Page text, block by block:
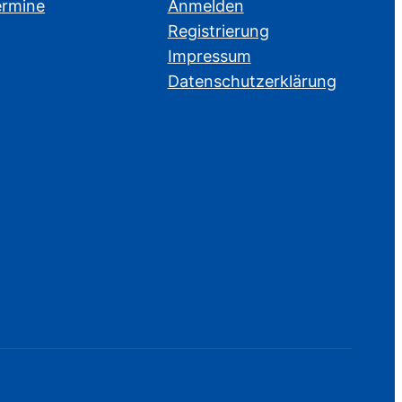
Anmelden
Registrierung
Impressum
Datenschutzerklärung